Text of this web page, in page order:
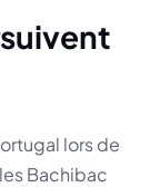
lors de
Bachibac